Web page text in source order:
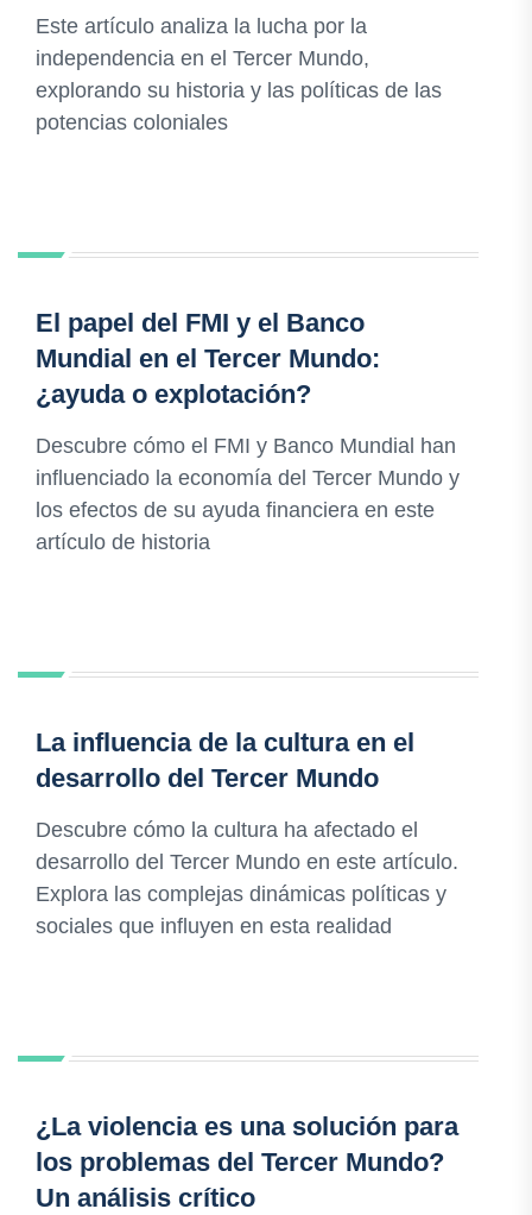
Este artículo analiza la lucha por la
independencia en el Tercer Mundo,
explorando su historia y las políticas de las
potencias coloniales
El papel del FMI y el Banco
Mundial en el Tercer Mundo:
¿ayuda o explotación?
Descubre cómo el FMI y Banco Mundial han
influenciado la economía del Tercer Mundo y
los efectos de su ayuda financiera en este
artículo de historia
La influencia de la cultura en el
desarrollo del Tercer Mundo
Descubre cómo la cultura ha afectado el
desarrollo del Tercer Mundo en este artículo.
Explora las complejas dinámicas políticas y
sociales que influyen en esta realidad
¿La violencia es una solución para
los problemas del Tercer Mundo?
Un análisis crítico